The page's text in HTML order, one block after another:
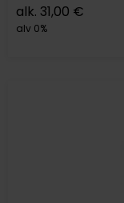
alk. 31,00 €
alv 0%